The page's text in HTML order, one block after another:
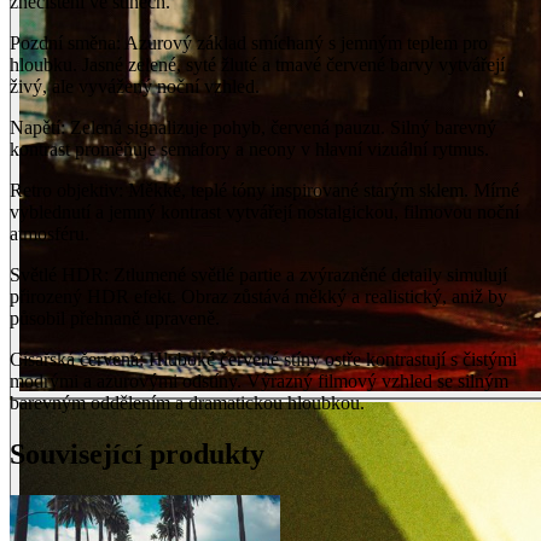
Pozdní směna: Azurový základ smíchaný s jemným teplem pro
hloubku. Jasné zelené, syté žluté a tmavé červené barvy vytvářejí
živý, ale vyvážený noční vzhled.
Napětí: Zelená signalizuje pohyb, červená pauzu. Silný barevný
kontrast proměňuje semafory a neony v hlavní vizuální rytmus.
Retro objektiv: Měkké, teplé tóny inspirované starým sklem. Mírné
vyblednutí a jemný kontrast vytvářejí nostalgickou, filmovou noční
atmosféru.
Světlé HDR: Ztlumené světlé partie a zvýrazněné detaily simulují
přirozený HDR efekt. Obraz zůstává měkký a realistický, aniž by
působil přehnaně upraveně.
Císařská červená: Hluboké červené stíny ostře kontrastují s čistými
modrými a azurovými odstíny. Výrazný filmový vzhled se silným
barevným oddělením a dramatickou hloubkou.
Související produkty